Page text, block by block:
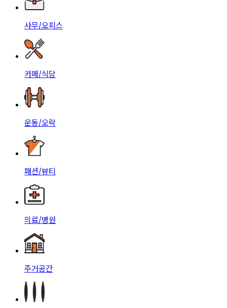
사무/오피스
카페/식당
운동/오락
패션/뷰티
의료/병원
주거공간